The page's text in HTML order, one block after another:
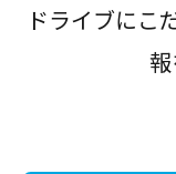
ドライブにこ
報